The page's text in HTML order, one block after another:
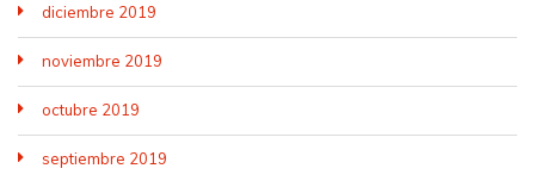
diciembre 2019
noviembre 2019
octubre 2019
septiembre 2019